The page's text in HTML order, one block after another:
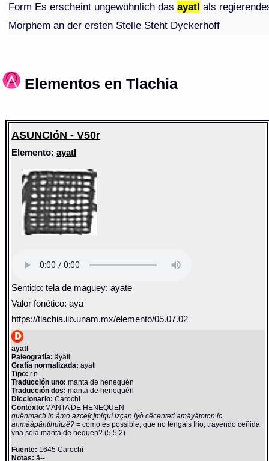
Form Es erscheint ungewöhnlich dasayatl als
Morphem an der ersten Stelle Steht Dyckerhoff
Elementos en Tlachia
ASUNCIóN - V50r
Elemento:ayatl
Sentido: tela de maguey: ayate
Valor fonético: aya
https://tlachia.iib.unam.mx/elemento/05.07.02
ayatl
Paleografía: äyätl
Grafía normalizada: ayatl
Tipo: r.n.
Traducción uno: manta de henequén
Traducción dos: manta de henequén
Diccionario:Carochi
Contexto:MANTA DE HENEQUEN
quënmach in àmo azce[c]miquì izçan iyò cëcentetl amäyätoton ic
anmààpäntihuïtzê?= como es possible, que no tengais frio, trayendo ceñida
vna sola manta de nequen? (5.5.2)
Fuente: 1645 Carochi
Notas: ä--